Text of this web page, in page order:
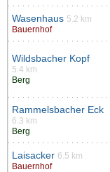
Wasenhaus 5.2 km
Bauernhof
Wildsbacher Kopf
5.4 km
Berg
Rammelsbacher Eck
6.3 km
Berg
Laisacker 6.5 km
Bauernhof